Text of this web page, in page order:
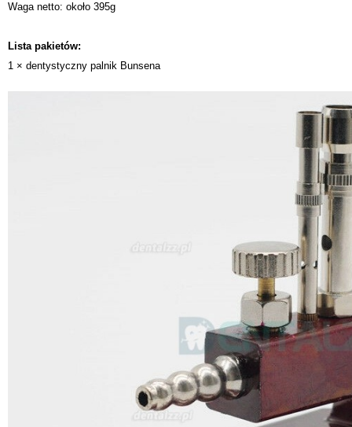
Waga netto: około 395g
Lista pakietów:
1 × dentystyczny palnik Bunsena